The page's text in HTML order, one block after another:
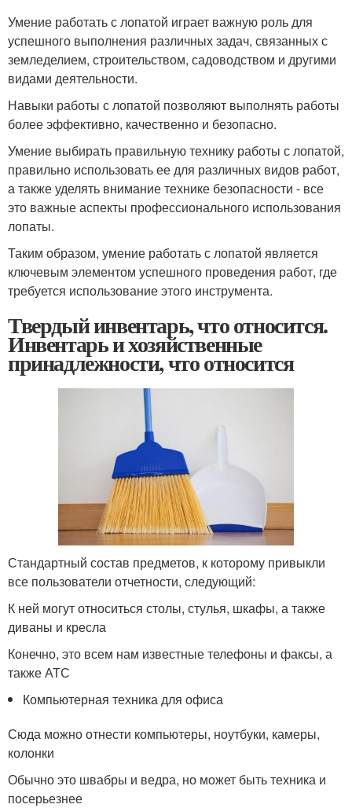
Умение работать с лопатой играет важную роль для
успешного выполнения различных задач, связанных с
земледелием, строительством, садоводством и другими
видами деятельности.
Навыки работы с лопатой позволяют выполнять работы
более эффективно, качественно и безопасно.
Умение выбирать правильную технику работы с лопатой,
правильно использовать ее для различных видов работ,
а также уделять внимание технике безопасности - все
это важные аспекты профессионального использования
лопаты.
Таким образом, умение работать с лопатой является
ключевым элементом успешного проведения работ, где
требуется использование этого инструмента.
Твердый инвентарь, что относится.
Инвентарь и хозяйственные
принадлежности, что относится
Стандартный состав предметов, к которому привыкли
все пользователи отчетности, следующий:
К ней могут относиться столы, стулья, шкафы, а также
диваны и кресла
Конечно, это всем нам известные телефоны и факсы, а
также АТС
Компьютерная техника для офиса
Сюда можно отнести компьютеры, ноутбуки, камеры,
колонки
Обычно это швабры и ведра, но может быть техника и
посерьезнее